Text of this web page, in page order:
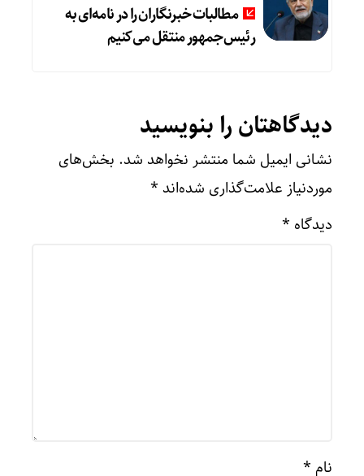
مطالبات خبرنگاران را در نامه‌ای به
رئیس‌جمهور منتقل می‌کنیم
دیدگاهتان را بنویسید
نشانی ایمیل شما منتشر نخواهد شد. بخش‌های
موردنیاز علامت‌گذاری شده‌اند *
دیدگاه *
نام *